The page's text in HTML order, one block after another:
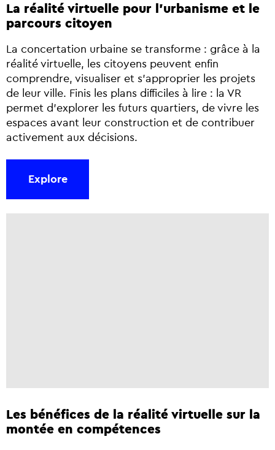
La réalité virtuelle pour l'urbanisme et le
parcours citoyen
La concertation urbaine se transforme : grâce à la
réalité virtuelle, les citoyens peuvent enfin
comprendre, visualiser et s’approprier les projets
de leur ville. Finis les plans difficiles à lire : la VR
permet d’explorer les futurs quartiers, de vivre les
espaces avant leur construction et de contribuer
activement aux décisions.
Explore
Les bénéfices de la réalité virtuelle sur la
montée en compétences